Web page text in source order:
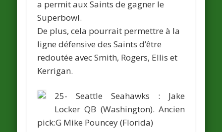
a permit aux Saints de gagner le
Superbowl.
De plus, cela pourrait permettre à la
ligne défensive des Saints d’être
redoutée avec Smith, Rogers, Ellis et
Kerrigan.
25- Seattle Seahawks : Jake
Locker QB (Washington). Ancien
pick:G Mike Pouncey(Florida)